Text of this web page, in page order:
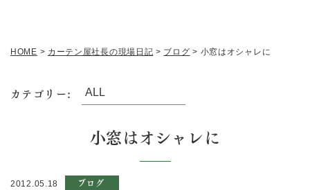
HOME > カーテン屋社長の現場日記 > ブログ > 小窓はオシャレに
カテゴリー:
小窓はオシャレに
2012.05.18 ブログ